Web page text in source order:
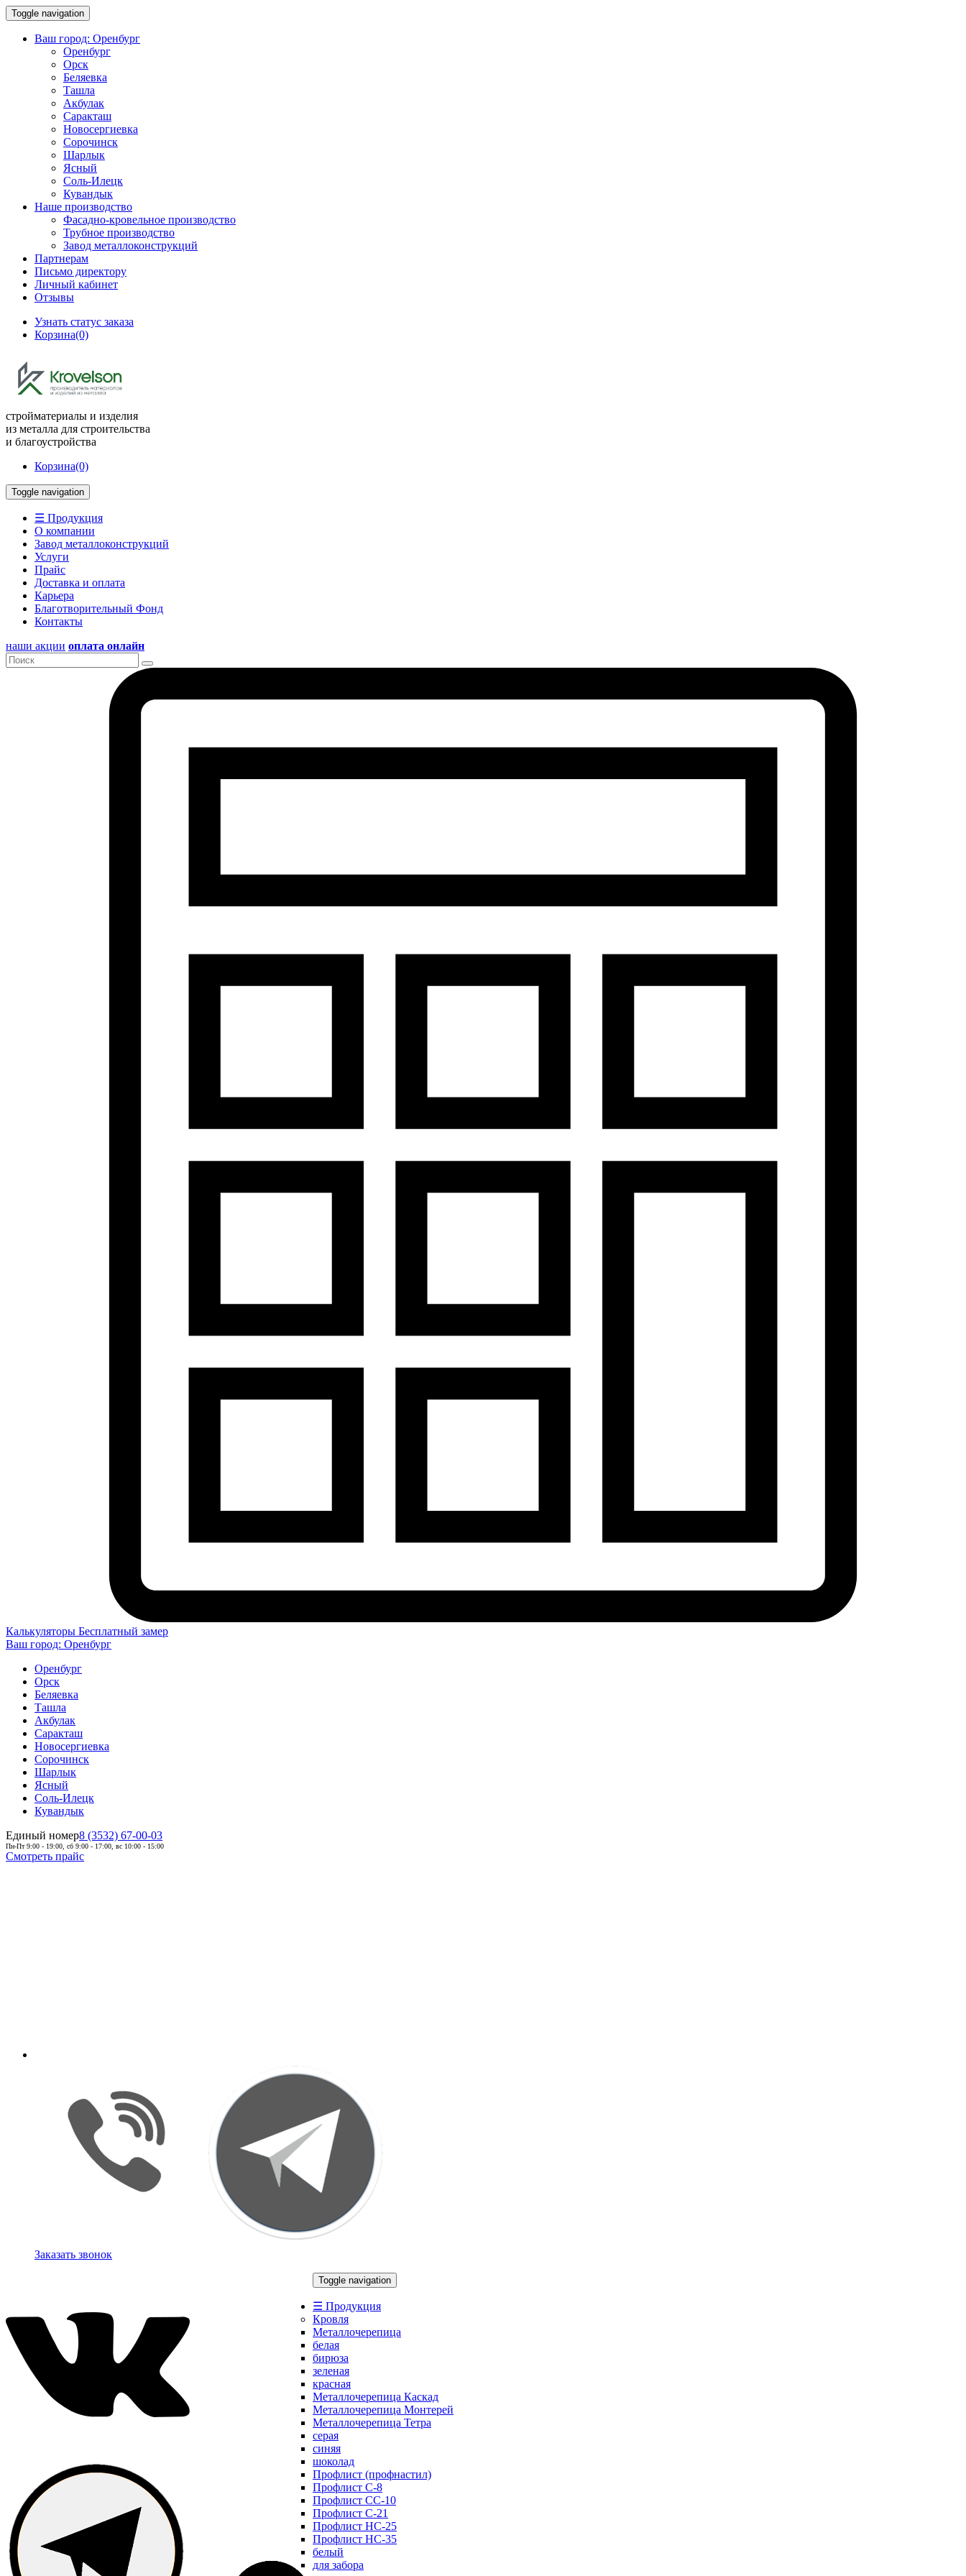
Toggle navigation
Ваш город: Оренбург
Оренбург
Орск
Беляевка
Ташла
Акбулак
Саракташ
Новосергиевка
Сорочинск
Шарлык
Ясный
Соль-Илецк
Кувандык
Наше производство
Фасадно-кровельное производство
Трубное производство
Завод металлоконструкций
Партнерам
Письмо директору
Личный кабинет
Отзывы
Узнать статус заказа
Корзина(0)
стройматериалы и изделия
из металла для строительства
и благоустройства
Корзина(0)
Toggle navigation
☰ Продукция
О компании
Завод металлоконструкций
Услуги
Прайс
Доставка и оплата
Карьера
Благотворительный Фонд
Контакты
наши акции оплата онлайн
Калькуляторы Бесплатный замер
Ваш город: Оренбург
Оренбург
Орск
Беляевка
Ташла
Акбулак
Саракташ
Новосергиевка
Сорочинск
Шарлык
Ясный
Соль-Илецк
Кувандык
Единый номер8 (3532) 67-00-03
Пн-Пт 9:00 - 19:00, сб 9:00 - 17:00, вс 10:00 - 15:00
Смотреть прайс
Заказать звонок
Toggle navigation
☰ Продукция
Кровля
Металлочерепица
белая
бирюза
зеленая
красная
Металлочерепица Каскад
Металлочерепица Монтерей
Металлочерепица Тетра
серая
синяя
шоколад
Профлист (профнастил)
Профлист С-8
Профлист СС-10
Профлист C-21
Профлист НС-25
Профлист НС-35
белый
для забора